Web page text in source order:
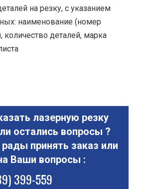
на резку, с указанием
наименование (номер
количество деталей, марка
лазерную резку
остались вопросы ?
принять заказ или
Ваши вопросы :
399-559